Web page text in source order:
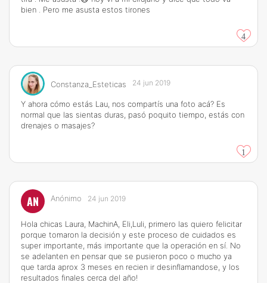
bien . Pero me asusta estos tirones
4
Constanza_Esteticas 24 jun 2019
Y ahora cómo estás Lau, nos compartís una foto acá? Es
normal que las sientas duras, pasó poquito tiempo, estás con
drenajes o masajes?
1
AN Anónimo 24 jun 2019
Hola chicas Laura, MachinA, Eli,Luli, primero las quiero felicitar
porque tomaron la decisión y este proceso de cuidados es
super importante, más importante que la operación en sí. No
se adelanten en pensar que se pusieron poco o mucho ya
que tarda aprox 3 meses en recien ir desinflamandose, y los
resultados finales cerca del año!